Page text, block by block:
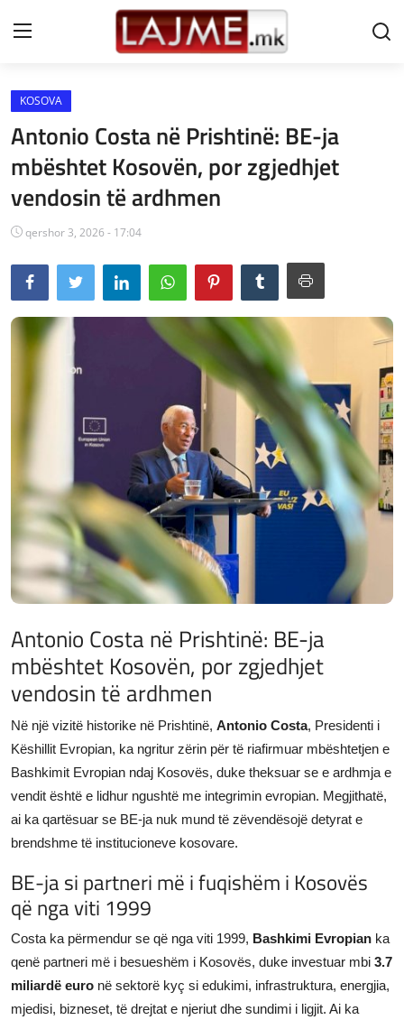
Shtëpi
LAJME MAQEDONI
SHQIPERI
KOSOVA
LAJME NGA BOTA
SHOWBIZ
SPORT
SHENDETI
JETA
Shqip
KOSOVA
Antonio Costa në Prishtinë: BE-ja
mbështet Kosovën, por zgjedhjet
vendosin të ardhmen
qershor 3, 2026 - 17:04
Antonio Costa në Prishtinë: BE-ja
mbështet Kosovën, por zgjedhjet
vendosin të ardhmen
Në një vizitë historike në Prishtinë, Antonio Costa, Presidenti i
Këshillit Evropian, ka ngritur zërin për të riafirmuar mbështetjen e
Bashkimit Evropian ndaj Kosovës, duke theksuar se e ardhmja e
vendit është e lidhur ngushtë me integrimin evropian. Megjithatë,
ai ka qartësuar se BE-ja nuk mund të zëvendësojë detyrat e
brendshme të institucioneve kosovare.
BE-ja si partneri më i fuqishëm i Kosovës
që nga viti 1999
Costa ka përmendur se që nga viti 1999, Bashkimi Evropian ka
qenë partneri më i besueshëm i Kosovës, duke investuar mbi 3.7
miliardë euro në sektorë kyç si edukimi, infrastruktura, energjia,
mjedisi, bizneset, të drejtat e njeriut dhe sundimi i ligjit. Ai ka